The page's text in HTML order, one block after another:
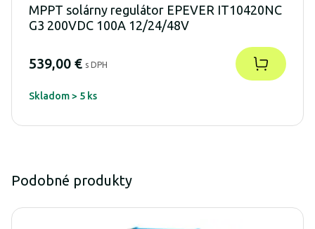
MPPT solárny regulátor EPEVER IT10420NC
G3 200VDC 100A 12/24/48V
539,00 € s DPH
Skladom > 5 ks
Podobné produkty